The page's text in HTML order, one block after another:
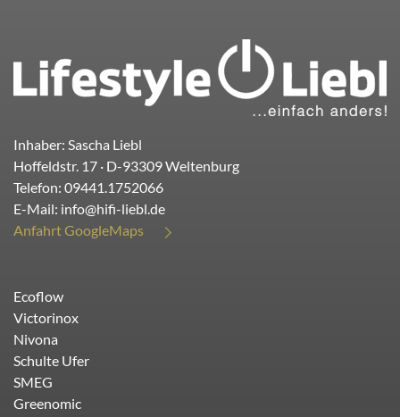
Inhaber: Sascha Liebl
Hoffeldstr. 17 · D-93309Weltenburg
Telefon: 09441.1752066
E-Mail: info@hifi-liebl.de
Anfahrt GoogleMaps
Ecoflow
Victorinox
Nivona
Schulte Ufer
SMEG
Greenomic